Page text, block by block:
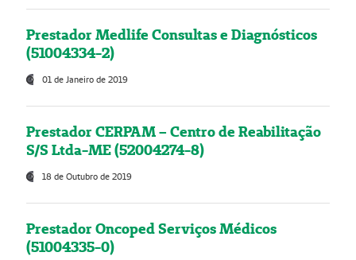
Prestador Medlife Consultas e Diagnósticos
(51004334-2)
01 de Janeiro de 2019
Prestador CERPAM – Centro de Reabilitação
S/S Ltda-ME (52004274-8)
18 de Outubro de 2019
Prestador Oncoped Serviços Médicos
(51004335-0)